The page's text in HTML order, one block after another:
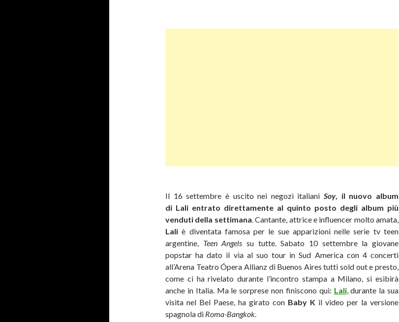
Il 16 settembre è uscito nei negozi italianiSoy, il nuovo album
di Lali entrato direttamente al quinto posto degli album più
venduti della settimana. Cantante, attrice e influencer molto amata,
Laliè diventata famosa per le sue apparizioni nelle serie tv teen
argentine, Teen Angelssu tutte.Sabato 10 settembre la giovane
popstar ha dato il via al suo tour in Sud America con 4 concerti
all’Arena Teatro Ópera Allianz di Buenos Aires tutti sold out e presto,
come ci ha rivelato durante l’incontro stampa a Milano, si esibirà
anche in Italia. Ma le sorprese non finiscono qui: Lali, durante la sua
visita nel Bel Paese, ha girato con Baby K il video per la versione
spagnola di Roma-Bangkok.